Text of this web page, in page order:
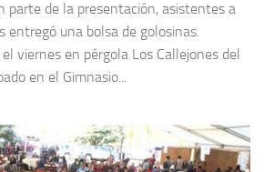
parte de la presentación, asistentes a
entregó una bolsa de golosinas.
viernes en pérgola Los Callejones del
en el Gimnasio...